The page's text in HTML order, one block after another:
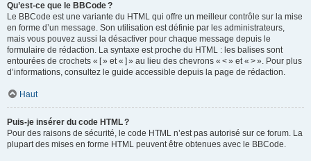
Qu’est-ce que le BBCode ?
Le BBCode est une variante du HTML qui offre un meilleur contrôle sur la mise
en forme d’un message. Son utilisation est définie par les administrateurs,
mais vous pouvez aussi la désactiver pour chaque message depuis le
formulaire de rédaction. La syntaxe est proche du HTML : les balises sont
entourées de crochets « [ » et « ] » au lieu des chevrons « < » et « > ». Pour plus
d’informations, consultez le guide accessible depuis la page de rédaction.
Haut
Puis-je insérer du code HTML ?
Pour des raisons de sécurité, le code HTML n’est pas autorisé sur ce forum. La
plupart des mises en forme HTML peuvent être obtenues avec le BBCode.